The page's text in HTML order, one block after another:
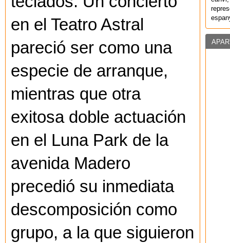
en el Teatro Astral
pareció ser como una
especie de arranque,
mientras que otra
exitosa doble actuación
en el Luna Park de la
avenida Madero
precedió su inmediata
descomposición como
grupo, a la que siguieron